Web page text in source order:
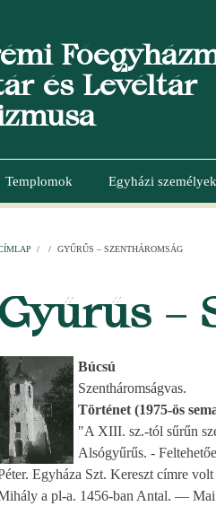
és Levéltár
Templomok Egyházi személyek
/ / GYŰRŰS – SZENTHÁROMSÁG
Gyűrűs –
Búcsú
Szentháromságvas.
Történet (1975-ös
"A XIII. sz.-tól sűrűn
Alsógyűrűs. -
Egyháza Szt. Kereszt címre
a pl-a. 1456-ban Antal. — Mai